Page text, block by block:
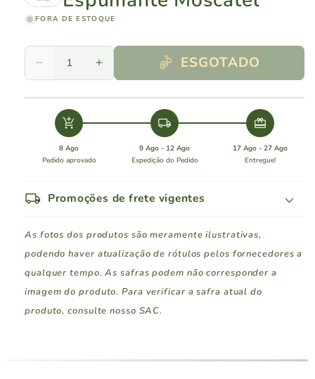
FORA DE ESTOQUE
Diminuir
a
quantidade
Villa
Campestre
Espumante
Aumentar
a
quantidade
Villa
Campestre
Espumante
ESGOTADO
add_shopping_cart
8 Ago
Pedido aprovado
local_shipping
9 Ago - 12 Ago
Expedição do Pedido
redeem
17 Ago - 27 Ago
Entregue!
local_shipping Promoções de frete vigentes
As fotos dos produtos são meramente ilustrativas,
podendo haver atualização de rótulos pelos fornecedores a
qualquer tempo. As safras podem não corresponder a
imagem do produto. Para verificar a safra atual do
produto, consulte nosso SAC.